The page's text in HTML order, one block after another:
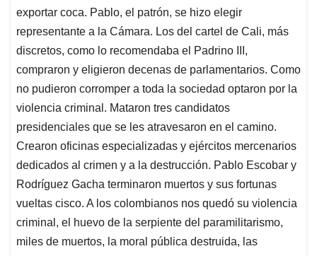
exportar coca. Pablo, el patrón, se hizo elegir
representante a la Cámara. Los del cartel de Cali, más
discretos, como lo recomendaba el Padrino III,
compraron y eligieron decenas de parlamentarios. Como
no pudieron corromper a toda la sociedad optaron por la
violencia criminal. Mataron tres candidatos
presidenciales que se les atravesaron en el camino.
Crearon oficinas especializadas y ejércitos mercenarios
dedicados al crimen y a la destrucción. Pablo Escobar y
Rodríguez Gacha terminaron muertos y sus fortunas
vueltas cisco. A los colombianos nos quedó su violencia
criminal, el huevo de la serpiente del paramilitarismo,
miles de muertos, la moral pública destruida, las